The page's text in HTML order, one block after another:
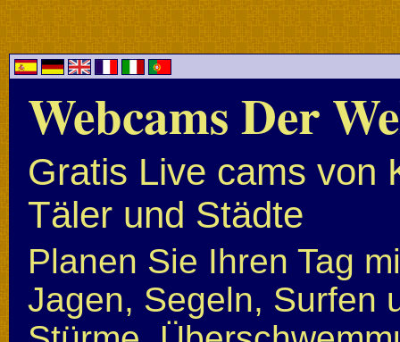
Webcams Der
Gratis Live cams von
Täler und Städte
Planen Sie Ihren Tag
Jagen, Segeln, Surfen